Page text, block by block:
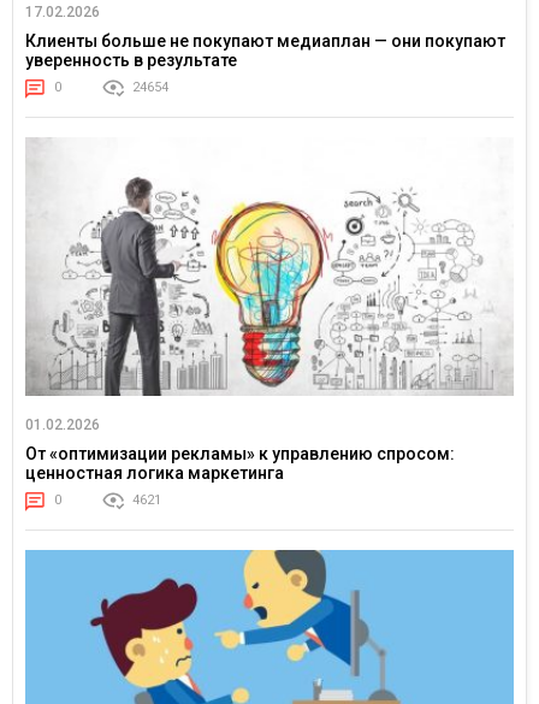
17.02.2026
Клиенты больше не покупают медиаплан — они покупают
уверенность в результате
0 24654
01.02.2026
От «оптимизации рекламы» к управлению спросом:
ценностная логика маркетинга
0 4621